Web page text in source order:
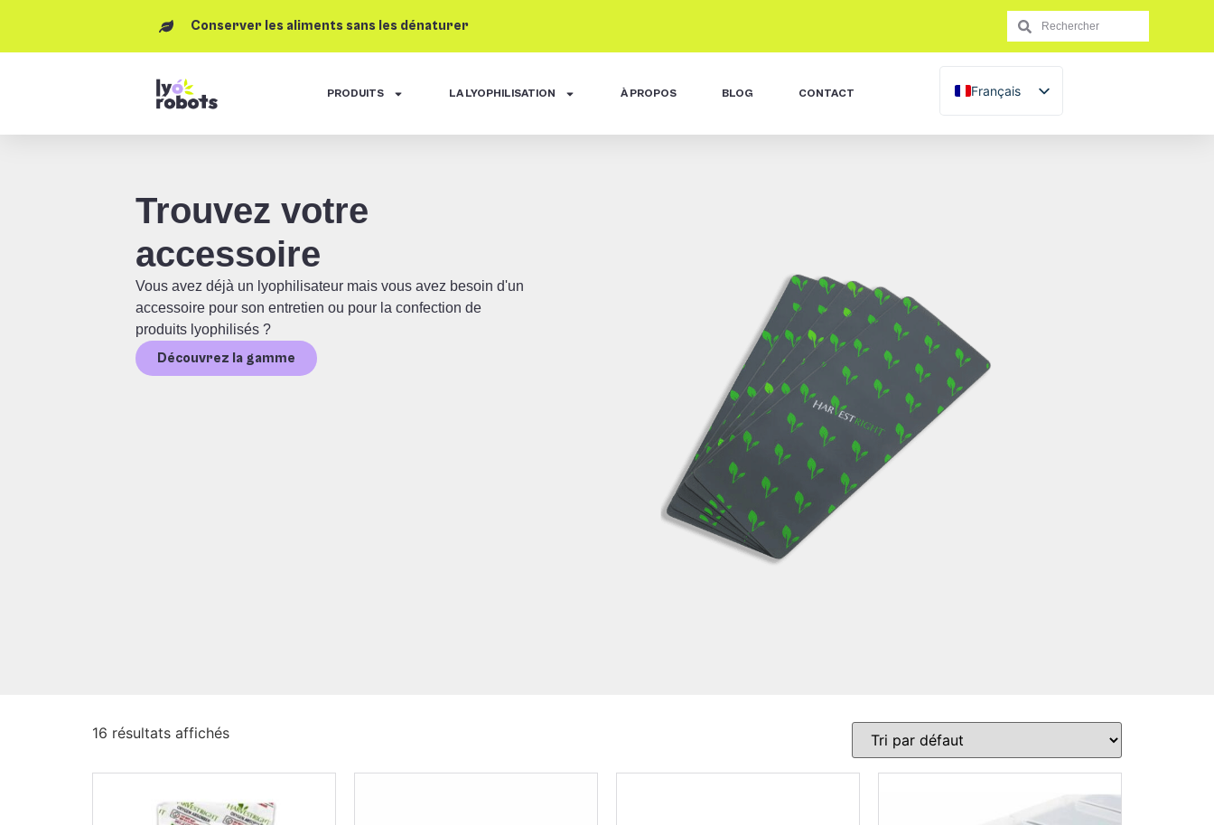
Conserver les aliments sans les dénaturer
PRODUITS LA LYOPHILISATION À PROPOS BLOG CONTACT
Français
English (UK)
Trouvez votre
accessoire
Vous avez déjà un lyophilisateur mais vous avez besoin d'un
accessoire pour son entretien ou pour la confection de
produits lyophilisés ?
Découvrez la gamme
16 résultats affichés